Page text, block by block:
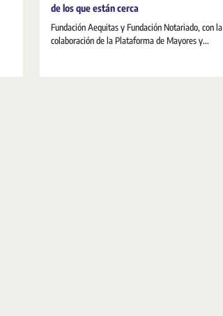
de los que están cerca
Fundación Aequitas y Fundación Notariado, con la
colaboración de la Plataforma de Mayores y...